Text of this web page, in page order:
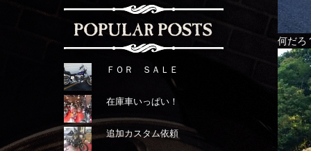
ＦＯＲ ＳＡＬＥ
在庫車いっぱい！
追加カスタム依頼
何だろ